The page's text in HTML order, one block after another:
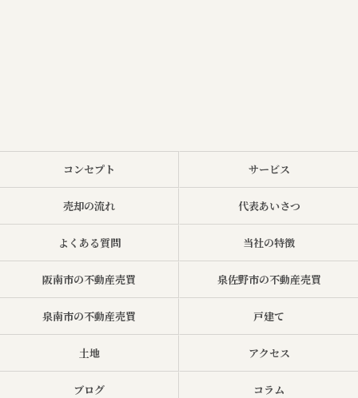
コンセプト サービス
売却の流れ 代表あいさつ
よくある質問 当社の特徴
阪南市の不動産売買 泉佐野市の不動産売買
泉南市の不動産売買 戸建て
土地 アクセス
ブログ コラム